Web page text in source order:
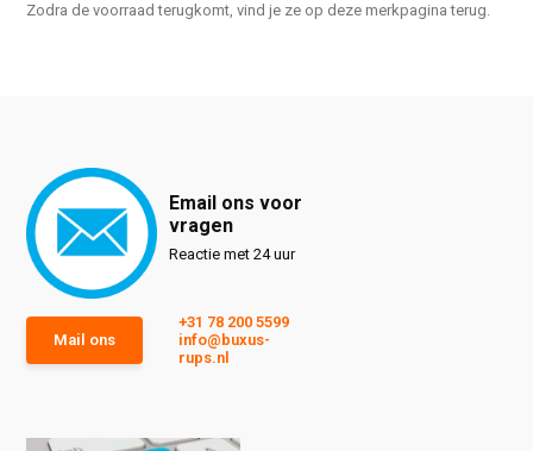
Zodra de voorraad terugkomt, vind je ze op deze merkpagina terug.
Email ons voor
vragen
Reactie met 24 uur
Mail ons
+31 78 200 5599
info@buxus-
rups.nl